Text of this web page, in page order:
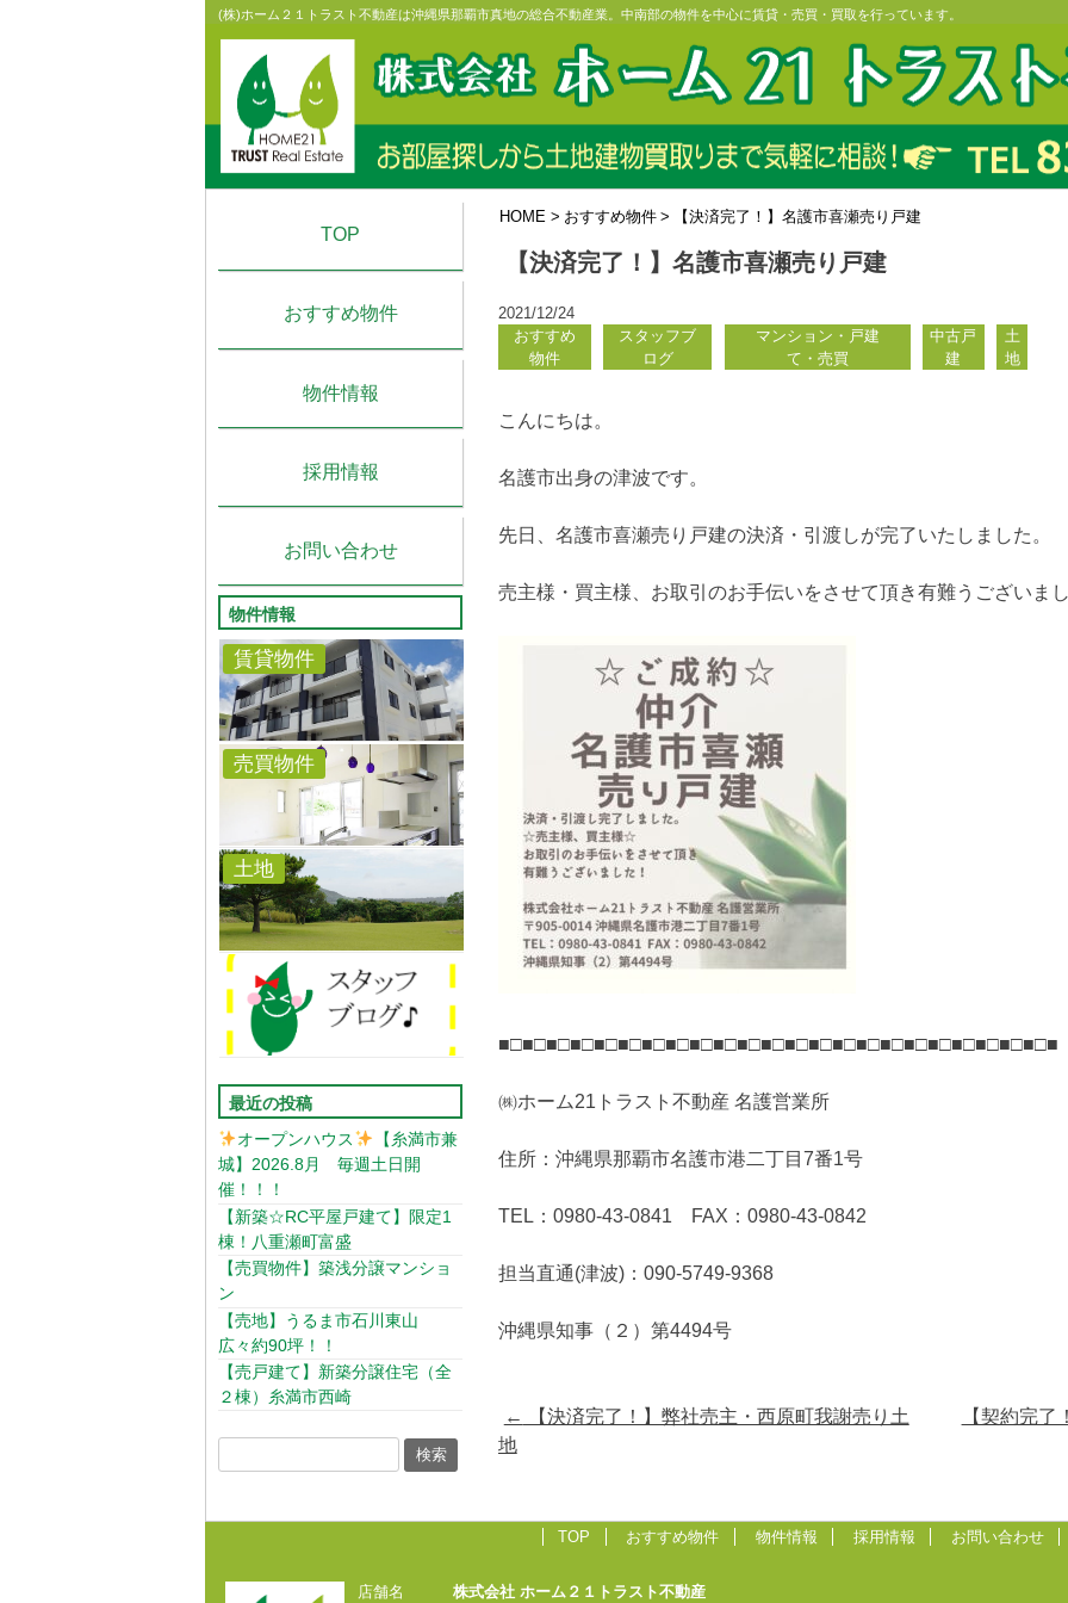
Skip
content
(株)ホーム２１トラスト不動産は沖縄県那覇市真地の総合不動産業。中南部の物件を中心に賃貸・売買・買取を行っています。
HOME > おすすめ物件 > 【決済完了！】名護市喜瀬売り戸建
TOP
おすすめ物件
物件情報
採用情報
お問い合わせ
物件情報
賃貸物件
売買物件
土地
最近の投稿
オープンハウス
【糸満市兼
城】2026.8月 毎週土日開
催！！！
【新築☆RC平屋戸建て】限定1
棟！八重瀬町富盛
【売買物件】築浅分譲マンショ
ン
【売地】うるま市石川東山
広々約90坪！！
【売戸建て】新築分譲住宅（全
２棟）糸満市西崎
【決済完了！】名護市喜瀬売り戸建
2021/12/24
おすすめ
物件
スタッフブ
ログ
マンション・戸建
て・売買
中古戸
建
土
地
こんにちは。
名護市出身の津波です。
先日、名護市喜瀬売り戸建の決済・引渡しが完了いたしました。
売主様・買主様、お取引のお手伝いをさせて頂き有難うございま
■□■□■□■□■□■□■□■□■□■□■□■□■□■□■□■□■□■□■□■□■□■□■□■
㈱ホーム21トラスト不動産 名護営業所
住所：沖縄県那覇市名護市港二丁目7番1号
TEL：0980-43-0841 FAX：0980-43-0842
担当直通(津波)：090-5749-9368
沖縄県知事（２）第4494号
Post
navigation
←
【決済完了！】弊社売主・西原町我謝売り土
地
【契約完
TOP おすすめ物件 物件情報 採用情報 お問い合わせ
店舗名 株式会社 ホーム２１トラスト不動産